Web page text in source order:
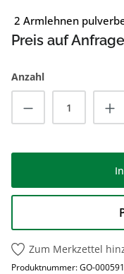
2 Armlehnen
Preis auf Anfrage
Anzahl
Produkt
Zum Merkzettel
Produktnummer:GO-000591